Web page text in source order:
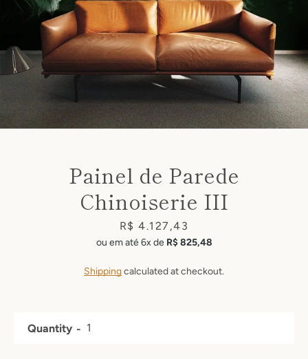
FacebookPinterestInstagram
Painel de Parede
Chinoiserie III
Price
R$ 4.127,43
ou em até 6x de R$ 825,48
Shippingcalculated at checkout.
Quantity